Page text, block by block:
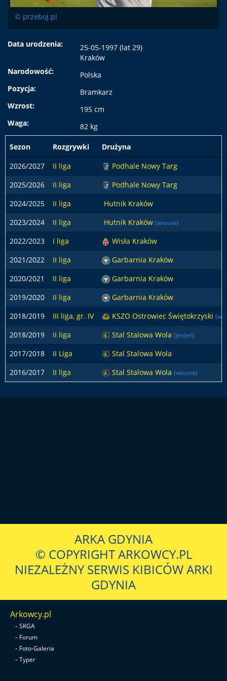
© przeboj.pl
Data urodzenia:
25-05-1997 (lat 29)
Kraków
Narodowość:
Polska
Pozycja:
Bramkarz
Wzrost:
195 cm
Waga:
82 kg
Sezon Rozgrywki
Drużyna
2026/2027
II liga
Podhale Nowy Targ
2025/2026
II liga
Podhale Nowy Targ
2024/2025
II liga
Hutnik Kraków
2023/2024
II liga Hutnik Kraków (wiosna)
2022/2023 I liga
Wisła Kraków
2021/2022
II liga
Garbarnia Kraków
2020/2021
II liga
Garbarnia Kraków
2019/2020
II liga
Garbarnia Kraków
2018/2019
III liga, gr. IV KSZO Ostrowiec Świętokrzyski
2018/2019 II liga Stal Stalowa Wola (jesień)
2017/2018 II Liga
Stal Stalowa Wola
2016/2017
II liga Stal Stalowa Wola (wiosna)
ARKA GDYNIA
© COPYRIGHT ARKOWCY.PL
NIEZALEŻNY SERWIS KIBICÓW ARKI
GDYNIA
Arkowcy.pl
- SKGA
- Forum
- Foto-Galeria
- Typer